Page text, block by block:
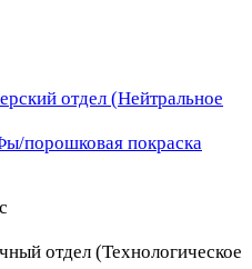
отдел (Нейтральное
порошковая покраска
отдел (Технологическое